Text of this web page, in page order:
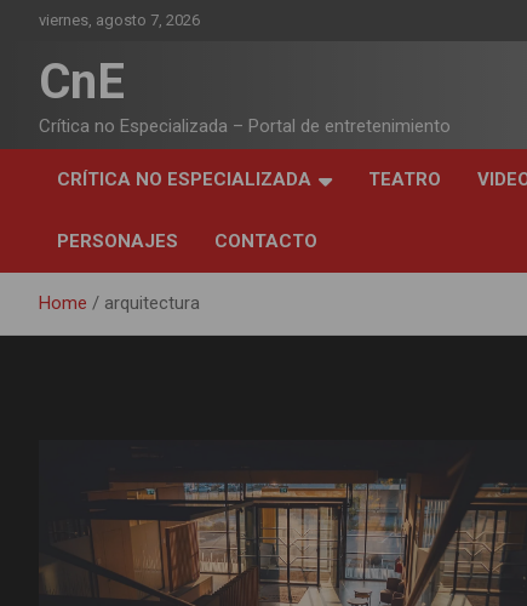
content
viernes, agosto 7, 2026
CnE
Crítica no Especializada – Portal de entretenimiento
CRÍTICA NO ESPECIALIZADA TEATRO
PERSONAJES CONTACTO
Home arquitectura